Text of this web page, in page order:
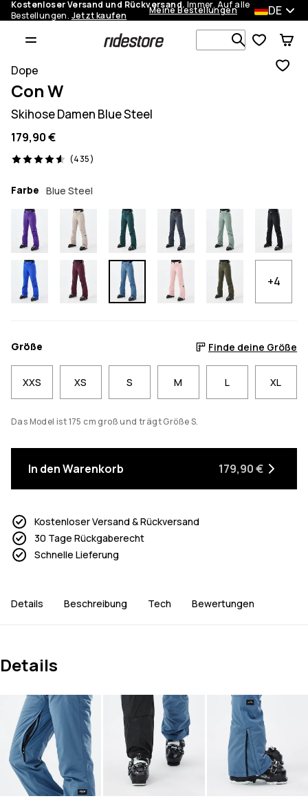
Kostenloser Versand und Rückversand. Immer. Auf alle
Bestellungen. Jetzt kaufen Meine Bestellungen DE
Dope
Con W
Skihose Damen Blue Steel
179,90 €
(435)
435 Reviews, 4.6/5
Farbe Blue Steel
+4
Größe Finde deine Größe
XXS XS S M L XL
Das Model ist 175 cm groß und trägt Größe S.
In den Warenkorb 179,90 €
Kostenloser Versand & Rückversand
30 Tage Rückgaberecht
Schnelle Lieferung
Details Beschreibung Tech Bewertungen
Details